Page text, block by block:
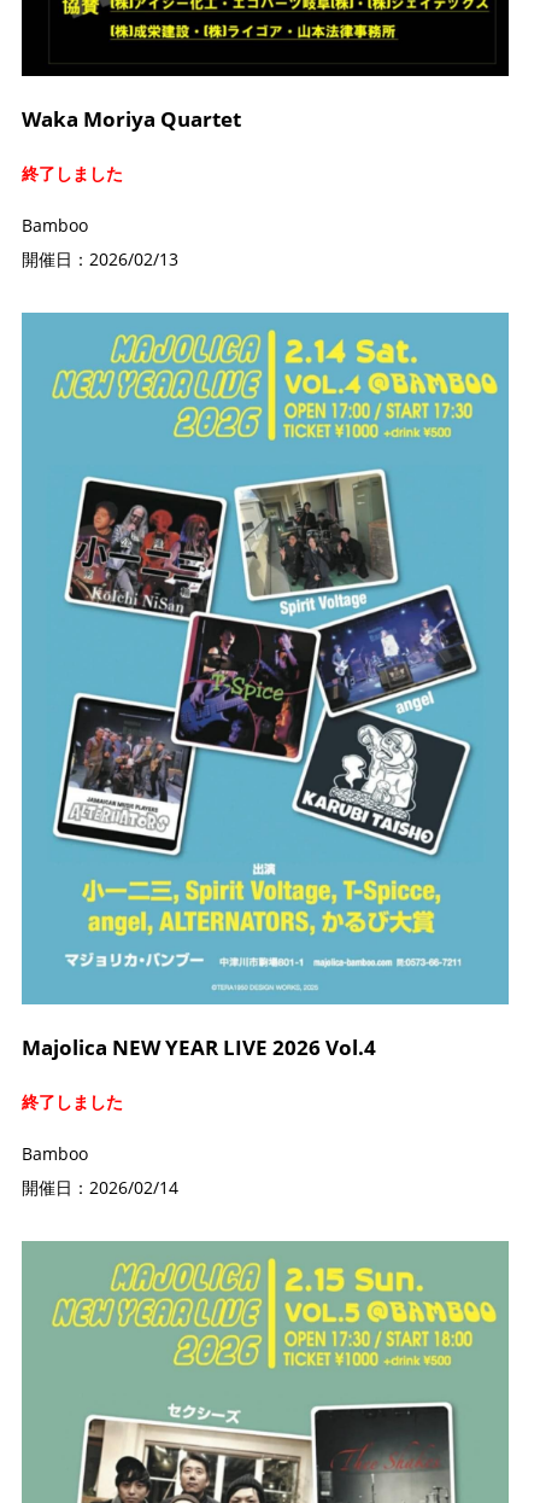
Waka Moriya Quartet
終了しました
Bamboo
開催日：2026/02/13
Majolica NEW YEAR LIVE 2026 Vol.4
終了しました
Bamboo
開催日：2026/02/14